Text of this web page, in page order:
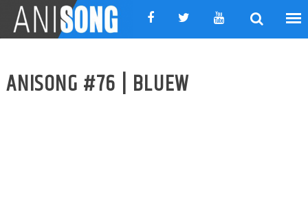
content
ANISONG #76 | BLUEW